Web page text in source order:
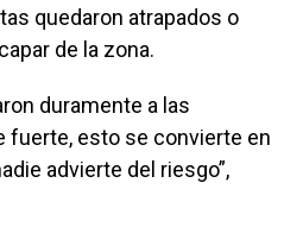
quedaron atrapados o
de la zona.
duramente a las
fuerte, esto se convierte en
advierte del riesgo”,